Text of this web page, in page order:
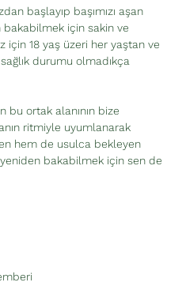
başlayıp başımızı aşan
bakabilmek için sakin ve
için 18 yaş üzeri her yaştan ve
durumu olmadıkça
bu ortak alanının bize
ritmiyle uyumlanarak
hem de usulca bekleyen
bakabilmek için sen de